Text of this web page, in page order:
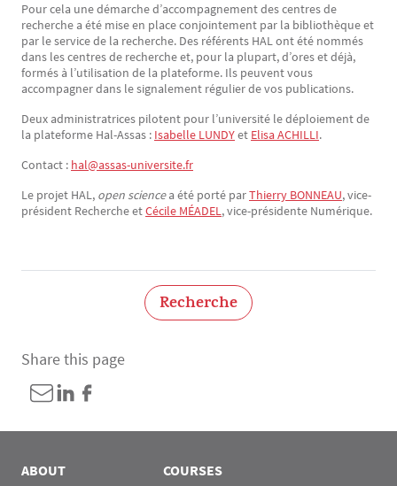
Pour cela une démarche d’accompagnement des centres de
recherche a été mise en place conjointement par la bibliothèque et
par le service de la recherche. Des référents HAL ont été nommés
dans les centres de recherche et, pour la plupart, d’ores et déjà,
formés à l’utilisation de la plateforme. Ils peuvent vous
accompagner dans le signalement régulier de vos publications.
Deux administratrices pilotent pour l’université le déploiement de
la plateforme Hal-Assas : Isabelle LUNDYet Elisa ACHILLI.
Contact : hal@assas-universite.fr
Le projet HAL, open sciencea été porté parThierry BONNEAU, vice-
président Recherche etCécile MÉADEL, vice-présidente Numérique.
Recherche
Share this page
ABOUT COURSES